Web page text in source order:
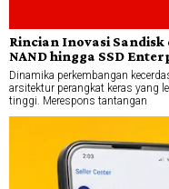
Rincian Inovasi Sandisk
NAND hingga SSD
Dinamika perkembangan
arsitektur perangkat keras yang
tinggi. Merespons tantangan